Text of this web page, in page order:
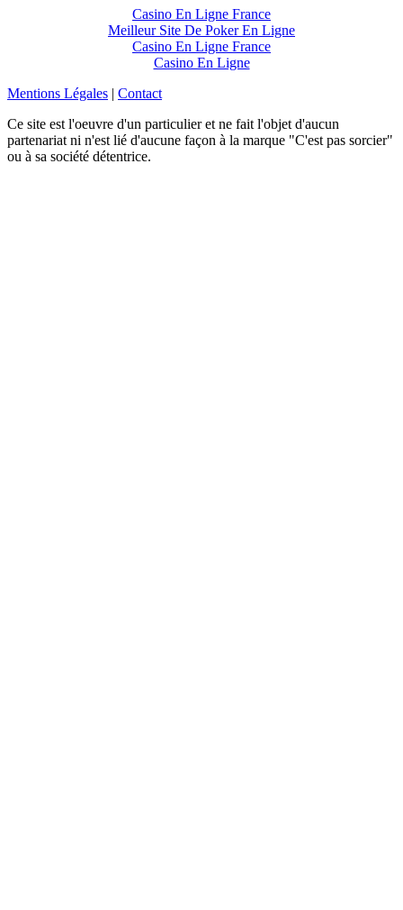
Casino En Ligne France
Meilleur Site De Poker En Ligne
Casino En Ligne France
Casino En Ligne
Mentions Légales | Contact
Ce site est l'oeuvre d'un particulier et ne fait l'objet d'aucun
partenariat ni n'est lié d'aucune façon à la marque "C'est pas sorcier"
ou à sa société détentrice.